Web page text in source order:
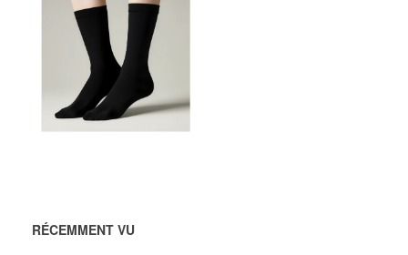
72,00 DKK
AJOUTER AU
PANIER
RÉCEMMENT VU